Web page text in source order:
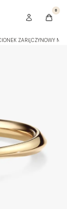
0
ZARĘCZYNOWY MY